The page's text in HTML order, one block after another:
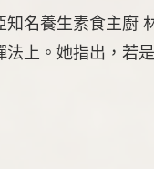
名養生素食主廚
上。她指出，若